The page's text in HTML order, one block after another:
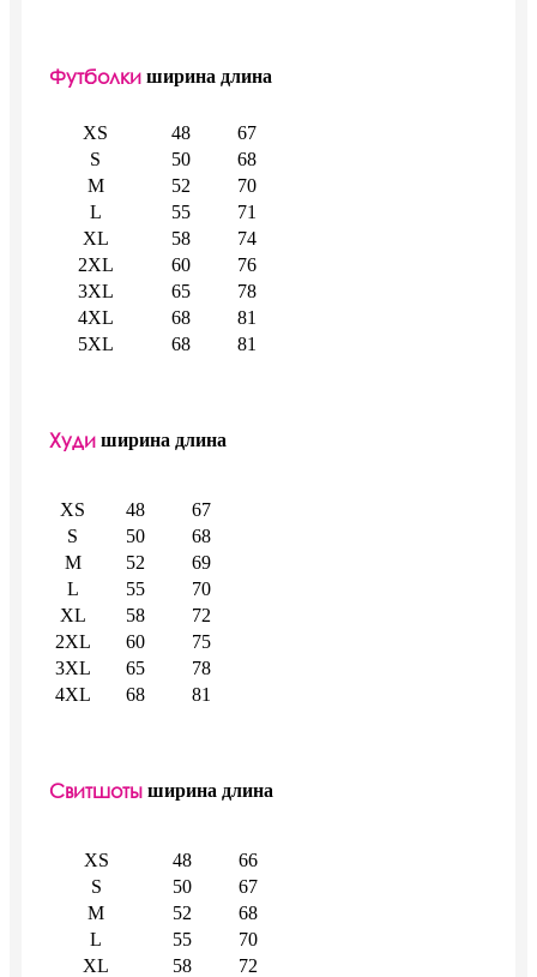
Футболки ширина длина
XS 48
67
S
50
68
M
52
70
L
55
71
XL
58
74
2XL
60
76
3XL
65
78
4XL
68
81
5XL
68 81
Худи ширина длина
XS 48
67
S
50
68
M
52
69
L
55
70
XL
58
72
2XL
60
75
3XL
65
78
4XL
68 81
Свитшоты ширина длина
XS 48
66
S
50
67
M
52
68
L
55
70
XL
58
72